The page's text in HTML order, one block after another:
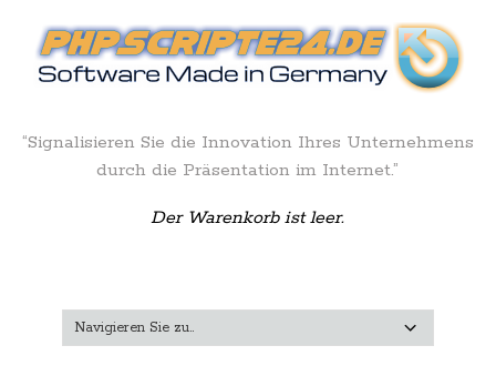
“Signalisieren Sie die Innovation Ihres Unternehmens
durch die Präsentation im Internet.”
Der Warenkorb ist leer.